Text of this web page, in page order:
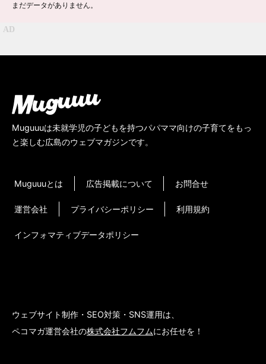
まだデータがありません。
Muguuuは未就学児の子どもを持つパパママ向けの子育てをもっ
と楽しむ広島のウェブマガジンです。
Muguuuとは 広告掲載について お問合せ
運営会社 プライバシーポリシー 利用規約
インフォマティブデータポリシー
ウェブサイト制作・SEO対策・SNS運用は、
ペコマガ運営会社の株式会社フムフムにお任せを！